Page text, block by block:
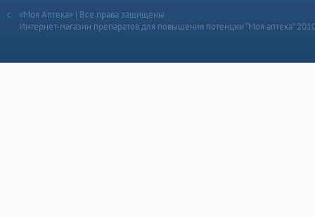
«Моя Аптека» | Все права защищены
Интернет-магазин препаратов для повышения потенции “Моя аптека”